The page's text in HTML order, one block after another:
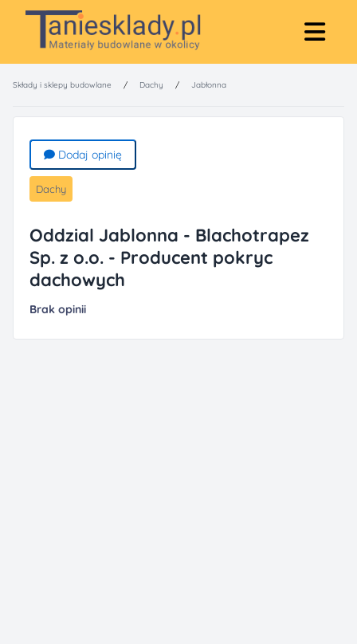
Składy i sklepy budowlane / Dachy / Jabłonna
Dodaj opinię
Dachy
Oddzial Jablonna - Blachotrapez
Sp. z o.o. - Producent pokryc
dachowych
Brak opinii